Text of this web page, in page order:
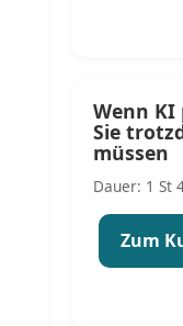
Wenn
Sie
müssen
Dauer: 1 St
Zum